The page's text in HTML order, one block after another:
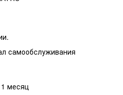
самообслуживания
месяц